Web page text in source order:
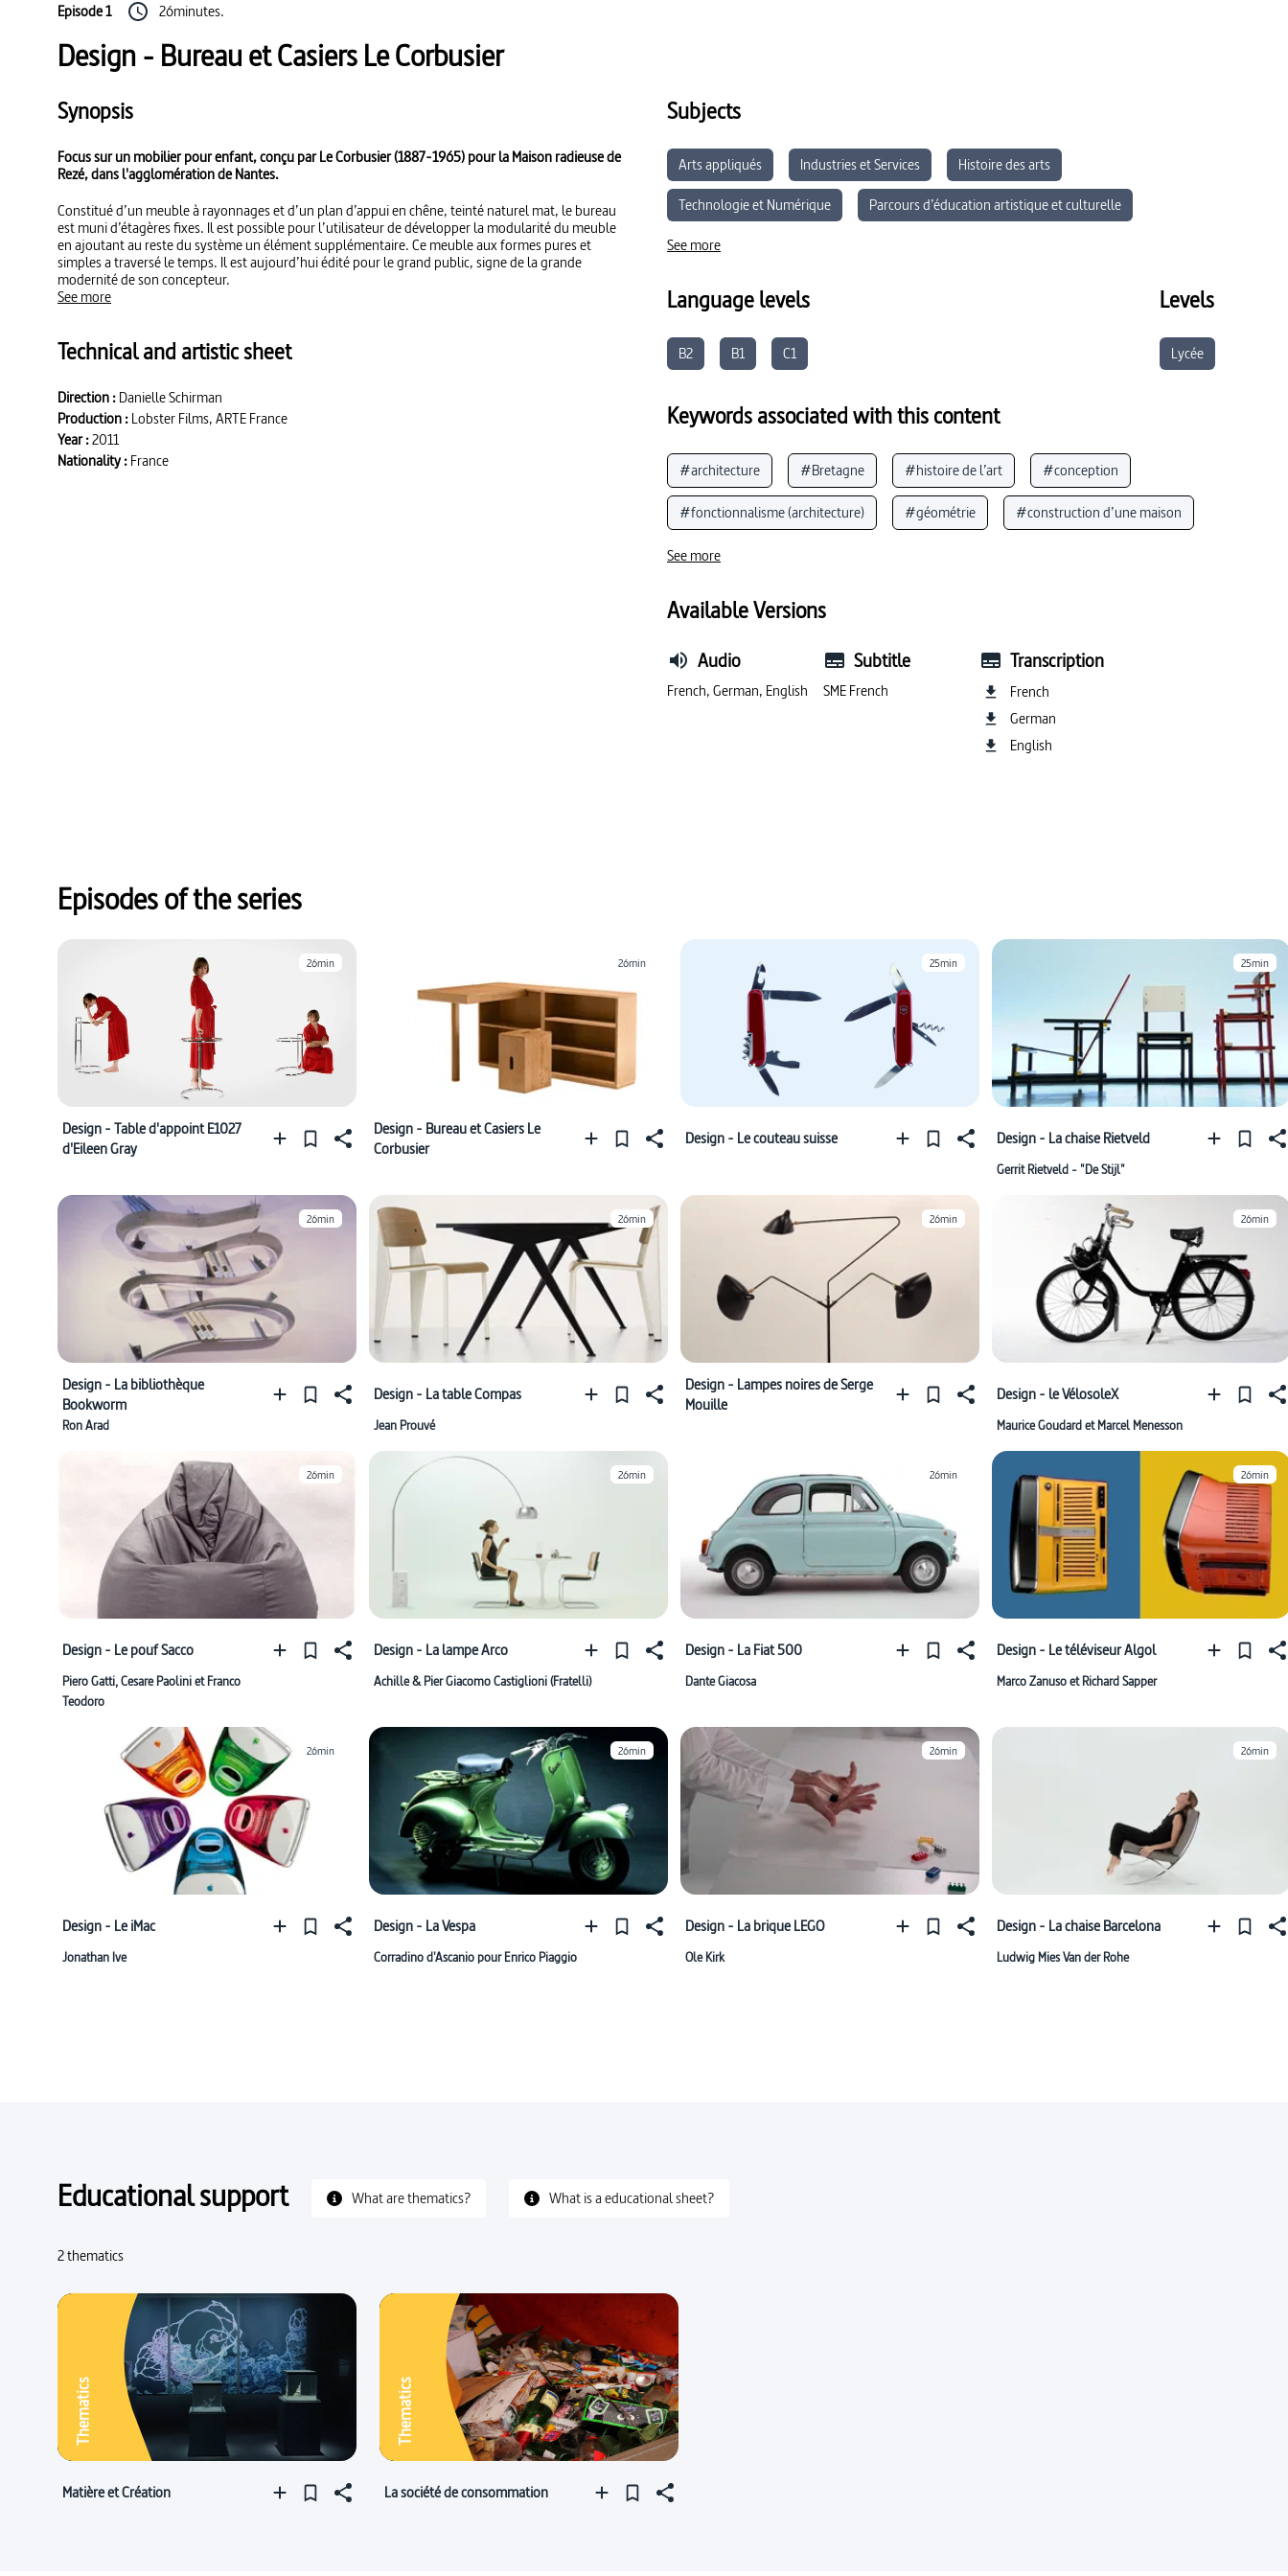
Episode 1 26minutes.
Design - Bureau et Casiers Le Corbusier
Synopsis
Focus sur un mobilier pour enfant, conçu par Le Corbusier (1887-1965) pour la Maison radieuse de
Rezé, dans l'agglomération de Nantes.
Constitué d’un meuble à rayonnages et d’un plan d’appui en chêne, teinté naturel mat, le bureau
est muni d’étagères fixes. Il est possible pour l’utilisateur de développer la modularité du meuble
en ajoutant au reste du système un élément supplémentaire. Ce meuble aux formes pures et
simples a traversé le temps. Il est aujourd’hui édité pour le grand public, signe de la grande
modernité de son concepteur.
See more
Technical and artistic sheet
Direction :Danielle Schirman
Production :Lobster Films, ARTE France
Year :2011
Nationality :France
Subjects
Arts appliqués Industries et Services
Histoire des arts
Technologie et Numérique
Parcours d’éducation artistique et culturelle
See more
Language levels
B2 B1 C1
Levels
Lycée
Keywords associated with this content
#architecture #Bretagne #histoire de l’art #conception
#fonctionnalisme (architecture) #géométrie #construction d’une maison
#Le Corbusier
See more
Available Versions
Audio
French, German, English
Subtitle
SME French
Transcription
French
German
English
Episodes of the series
26min
Design - Table d'appoint E1027
d'Eileen Gray
26min
Design - Bureau et Casiers Le
Corbusier
25min
Design - Le couteau suisse
25min
Design - La chaise Rietveld
Gerrit Rietveld - "De Stijl"
26min
Design - La bibliothèque
Bookworm
Ron Arad
26min
Design - La table Compas
Jean Prouvé
26min
Design - Lampes noires de Serge
Mouille
26min
Design - le VélosoleX
Maurice Goudard et Marcel Menesson
26min
Design - Le pouf Sacco
Piero Gatti, Cesare Paolini et Franco
Teodoro
26min
Design - La lampe Arco
Achille & Pier Giacomo Castiglioni (Fratelli)
26min
Design - La Fiat 500
Dante Giacosa
26min
Design - Le téléviseur Algol
Marco Zanuso et Richard Sapper
26min
Design - Le iMac
Jonathan Ive
26min
Design - La Vespa
Corradino d'Ascanio pour Enrico Piaggio
26min
Design - La brique LEGO
Ole Kirk
26min
Design - La chaise Barcelona
Ludwig Mies Van der Rohe
Educational support What are thematics? What is a educational sheet?
2 thematics
Thematics
Matière et Création
Thematics
La société de consommation